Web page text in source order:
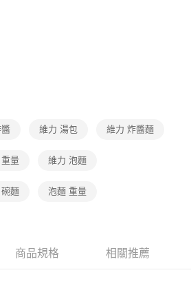
送(不含預購品)，箱購品分箱出貨
含以上)免運費
維力 湯包 維力 炸醬麵
量 維力 泡麵
麵 泡麵 重量
商品規格 相關推薦